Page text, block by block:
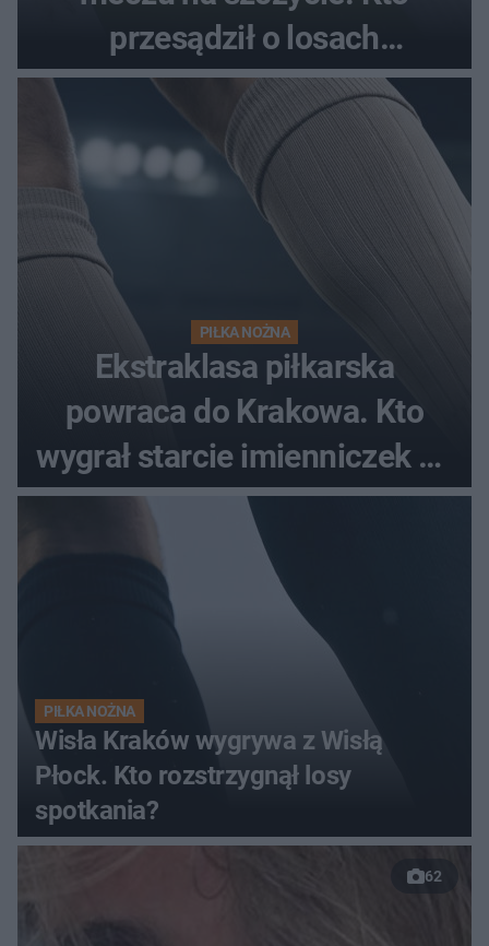
przesądził o losach
spotkania?
PIŁKA NOŻNA
Ekstraklasa piłkarska
powraca do Krakowa. Kto
wygrał starcie imienniczek na
pełnym stadionie
PIŁKA NOŻNA
Wisła Kraków wygrywa z Wisłą
Płock. Kto rozstrzygnął losy
spotkania?
62